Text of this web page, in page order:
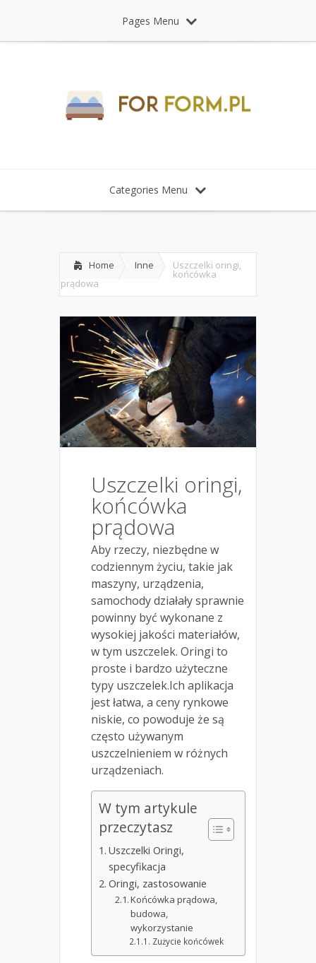
Pages Menu
Categories Menu
Home Inne Uszczelki oringi,
końcówka
prądowa
Uszczelki oringi,
końcówka
prądowa
Aby rzeczy, niezbędne w
codziennym życiu, takie jak
maszyny, urządzenia,
samochody działały sprawnie
powinny być wykonane z
wysokiej jakości materiałów,
w tym uszczelek. Oringi to
proste i bardzo użyteczne
typy uszczelek.Ich aplikacja
jest łatwa, a ceny rynkowe
niskie, co powoduje że są
często używanym
uszczelnieniem w różnych
urządzeniach.
W tym artykule
przeczytasz
Uszczelki Oringi,
specyfikacja
Oringi, zastosowanie
Końcówka prądowa,
budowa,
wykorzystanie
Zużycie końcówek